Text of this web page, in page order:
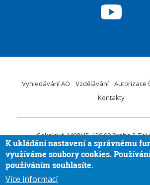
Vyhledávání AO Vzdělávání Autorizace
Kontakty
Sokolská 1498/15 120 00 Praha 2
ID DS:krvaigt E-mail.:ckait@ckait.cz
Oznámení porušení práva
K ukládání nastavení a správnému
využíváme soubory cookies.
používáním souhlasíte.
Více informací